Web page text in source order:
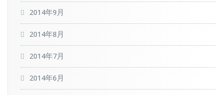
2014年9月
2014年8月
2014年7月
2014年6月